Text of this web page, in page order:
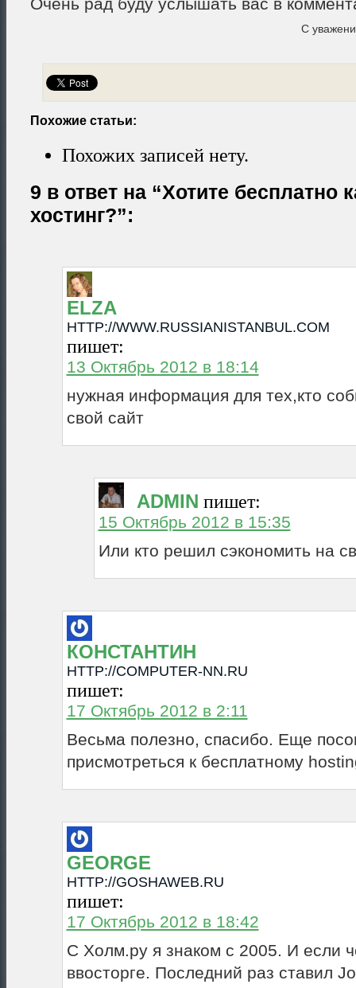
С
Похожие статьи:
Похожих записей нету.
9 в ответ на “Хотите бесплатно
хостинг?”:
ELZA
HTTP://WWW.RUSSIANISTANBUL.COM
пишет:
13 Октябрь 2012 в 18:14
нужная информация для тех,кто
свой сайт
ADMIN пишет:
15 Октябрь 2012 в 15:35
Или кто решил сэкономить на
КОНСТАНТИН
HTTP://COMPUTER-NN.RU
пишет:
17 Октябрь 2012 в 2:11
Весьма полезно, спасибо. Еще
присмотреться к бесплатному
GEORGE
HTTP://GOSHAWEB.RU
пишет:
17 Октябрь 2012 в 18:42
С Холм.ру я знаком с 2005. И если
ввосторге. Последний раз ставил